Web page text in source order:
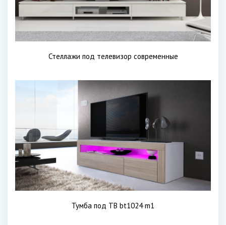
Стеллажи под телевизор современные
Тумба под ТВ bt1024 m1